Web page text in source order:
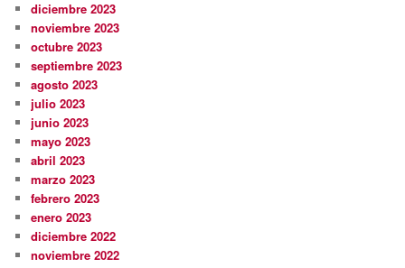
diciembre 2023
noviembre 2023
octubre 2023
septiembre 2023
agosto 2023
julio 2023
junio 2023
mayo 2023
abril 2023
marzo 2023
febrero 2023
enero 2023
diciembre 2022
noviembre 2022